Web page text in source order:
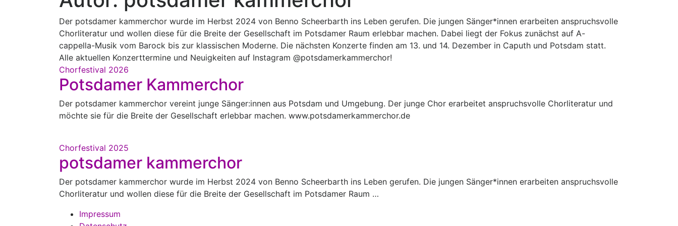
Der potsdamer kammerchor wurde im Herbst 2024 von Benno Scheerbarth ins Leben gerufen. Die jungen Sänger*innen erarbeiten anspruchsvolle
Chorliteratur und wollen diese für die Breite der Gesellschaft im Potsdamer Raum erlebbar machen. Dabei liegt der Fokus zunächst auf A-
cappella-Musik vom Barock bis zur klassischen Moderne. Die nächsten Konzerte finden am 13. und 14. Dezember in Caputh und Potsdam statt.
Alle aktuellen Konzerttermine und Neuigkeiten auf Instagram @potsdamerkammerchor!
Chorfestival 2026
Potsdamer Kammerchor
Der potsdamer kammerchor vereint junge Sänger:innen aus Potsdam und Umgebung. Der junge Chor erarbeitet anspruchsvolle Chorliteratur und
möchte sie für die Breite der Gesellschaft erlebbar machen. www.potsdamerkammerchor.de
Chorfestival 2025
potsdamer kammerchor
Der potsdamer kammerchor wurde im Herbst 2024 von Benno Scheerbarth ins Leben gerufen. Die jungen Sänger*innen erarbeiten anspruchsvolle
Chorliteratur und wollen diese für die Breite der Gesellschaft im Potsdamer Raum …
Impressum